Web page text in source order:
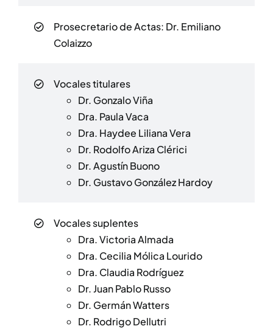
Prosecretario de Actas: Dr. Emiliano
Colaizzo
Vocales titulares
Dr. Gonzalo Viña
Dra. Paula Vaca
Dra. Haydee Liliana Vera
Dr. Rodolfo Ariza Clérici
Dr. Agustín Buono
Dr. Gustavo González Hardoy
Vocales suplentes
Dra. Victoria Almada
Dra. Cecilia Mólica Lourido
Dra. Claudia Rodríguez
Dr. Juan Pablo Russo
Dr. Germán Watters
Dr. Rodrigo Dellutri